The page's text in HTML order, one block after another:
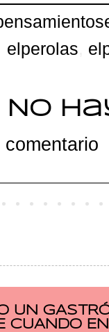
elperolas
No
UN
CUANDO